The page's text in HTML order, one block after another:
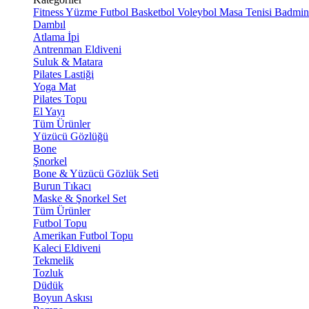
FitnessYüzme Futbol Basketbol Voleybol Masa Tenisi
Dambıl
Atlama İpi
Antrenman Eldiveni
Suluk & Matara
Pilates Lastiği
Yoga Mat
Pilates Topu
El Yayı
Tüm Ürünler
Yüzücü Gözlüğü
Bone
Şnorkel
Bone & Yüzücü Gözlük Seti
Burun Tıkacı
Maske & Şnorkel Set
Tüm Ürünler
Futbol Topu
Amerikan Futbol Topu
Kaleci Eldiveni
Tekmelik
Tozluk
Düdük
Boyun Askısı